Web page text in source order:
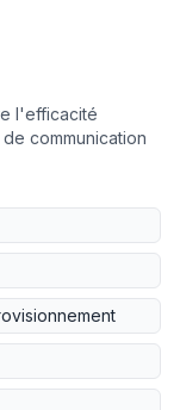
l'efficacité
communication